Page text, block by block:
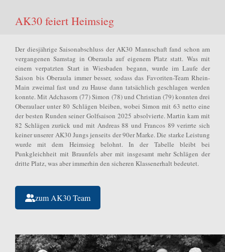
AK30 feiert Heimsieg
Der diesjährige Saisonabschluss der AK30 Mannschaft fand schon am
vergangenen Samstag in Oberaula auf eigenem Platz statt. Was mit
einem verpatzten Start in Wiesbaden begann, wurde im Laufe der
Saison bis Oberaula immer besser, sodass das Favoriten-Team Rhein-
Main zweimal fast und zu Hause dann tatsächlich geschlagen werden
konnte. Mit Adchasorn (77) Simon (78) und Christian (79) konnten drei
Oberaulaer unter 80 Schlägen bleiben, wobei Simon mit 63 netto eine
der besten Runden seiner Golfsaison 2025 absolvierte. Martin kam mit
82 Schlägen zurück und mit Andreas 88 und Francos 89 verirrte sich
keiner unserer AK30 Jungs jenseits der 90er Marke. Die starke Leistung
wurde mit dem Heimsieg belohnt. In der Tabelle bleibt bei
Punkgleichheit mit Braunfels aber mit insgesamt mehr Schlägen der
dritte Platz, was aber immerhin den sicheren Klassenerhalt bedeutet.
zum AK30 Team